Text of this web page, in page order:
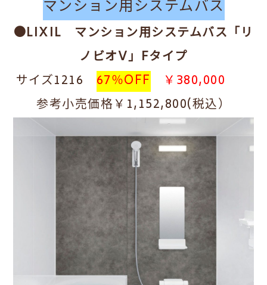
マンション用システムバス
●LIXIL マンション用システムバス 「リ
ノビオV」Fタイプ
サイズ1216 67％OFF ￥380,000
参考小売価格￥1,152,800(税込）